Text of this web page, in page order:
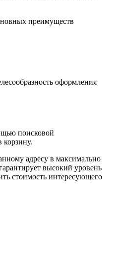
преимуществ
оформления
поисковой
корзину.
адресу в максимально
высокий уровень
стоимость интересующего